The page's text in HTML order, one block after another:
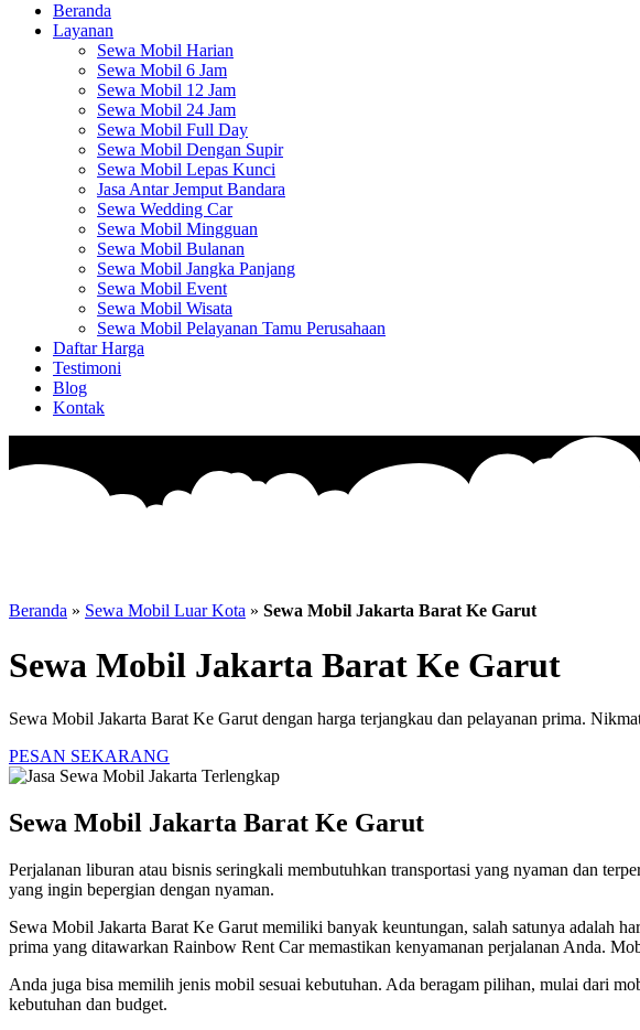
Beranda
Layanan
Sewa Mobil Harian
Sewa Mobil 6 Jam
Sewa Mobil 12 Jam
Sewa Mobil 24 Jam
Sewa Mobil Full Day
Sewa Mobil Dengan Supir
Sewa Mobil Lepas Kunci
Jasa Antar Jemput Bandara
Sewa Wedding Car
Sewa Mobil Mingguan
Sewa Mobil Bulanan
Sewa Mobil Jangka Panjang
Sewa Mobil Event
Sewa Mobil Wisata
Sewa Mobil Pelayanan Tamu Perusahaan
Daftar Harga
Testimoni
Blog
Kontak
Beranda » Sewa Mobil Luar Kota » Sewa Mobil Jakarta Barat Ke Garut
Sewa Mobil Jakarta Barat Ke Garut
Sewa Mobil Jakarta Barat Ke Garut dengan harga terjangkau dan pelayanan prima.
PESAN SEKARANG
Sewa Mobil Jakarta Barat Ke Garut
Perjalanan liburan atau bisnis seringkali membutuhkan transportasi yang nyaman dan
yang ingin bepergian dengan nyaman.
Sewa Mobil Jakarta Barat Ke Garut memiliki banyak keuntungan, salah satunya adalah
prima yang ditawarkan Rainbow Rent Car memastikan kenyamanan perjalanan Anda.
Anda juga bisa memilih jenis mobil sesuai kebutuhan. Ada beragam pilihan, mulai dari
kebutuhan dan budget.